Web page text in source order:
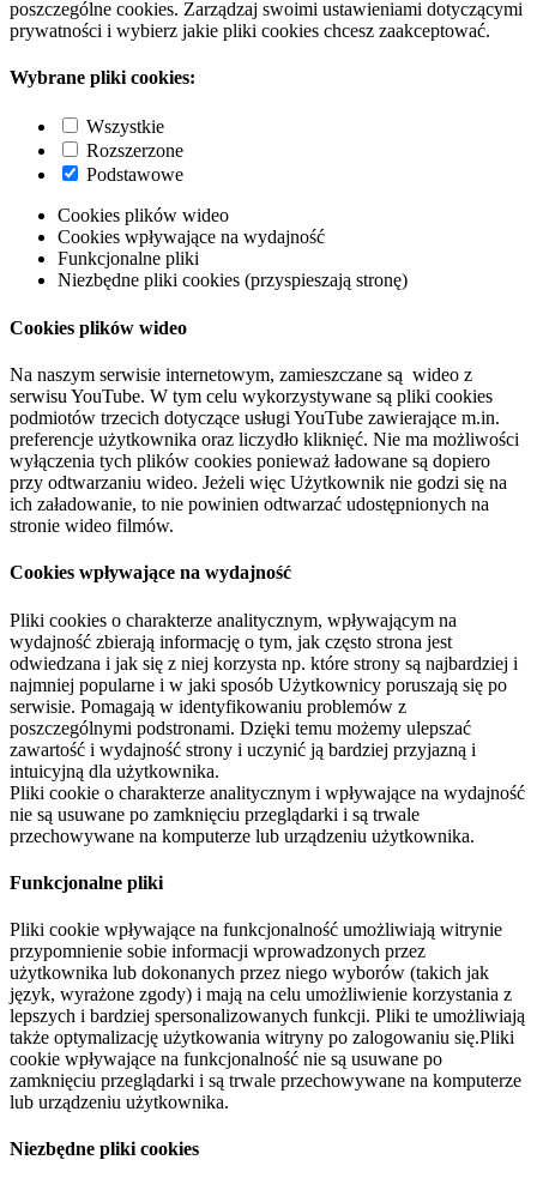
poszczególne cookies. Zarządzaj swoimi ustawieniami dotyczącymi
prywatności i wybierz jakie pliki cookies chcesz zaakceptować.
Wybrane pliki cookies:
Wszystkie
Rozszerzone
Podstawowe
Cookies plików wideo
Cookies wpływające na wydajność
Funkcjonalne pliki
Niezbędne pliki cookies (przyspieszają stronę)
Cookies plików wideo
Na naszym serwisie internetowym, zamieszczane są wideo z
serwisu YouTube. W tym celu wykorzystywane są pliki cookies
podmiotów trzecich dotyczące usługi YouTube zawierające m.in.
preferencje użytkownika oraz liczydło kliknięć. Nie ma możliwości
wyłączenia tych plików cookies ponieważ ładowane są dopiero
przy odtwarzaniu wideo. Jeżeli więc Użytkownik nie godzi się na
ich załadowanie, to nie powinien odtwarzać udostępnionych na
stronie wideo filmów.
Cookies wpływające na wydajność
Pliki cookies o charakterze analitycznym, wpływającym na
wydajność zbierają informację o tym, jak często strona jest
odwiedzana i jak się z niej korzysta np. które strony są najbardziej i
najmniej popularne i w jaki sposób Użytkownicy poruszają się po
serwisie. Pomagają w identyfikowaniu problemów z
poszczególnymi podstronami. Dzięki temu możemy ulepszać
zawartość i wydajność strony i uczynić ją bardziej przyjazną i
intuicyjną dla użytkownika.
Pliki cookie o charakterze analitycznym i wpływające na wydajność
nie są usuwane po zamknięciu przeglądarki i są trwale
przechowywane na komputerze lub urządzeniu użytkownika.
Funkcjonalne pliki
Pliki cookie wpływające na funkcjonalność umożliwiają witrynie
przypomnienie sobie informacji wprowadzonych przez
użytkownika lub dokonanych przez niego wyborów (takich jak
język, wyrażone zgody) i mają na celu umożliwienie korzystania z
lepszych i bardziej spersonalizowanych funkcji. Pliki te umożliwiają
także optymalizację użytkowania witryny po zalogowaniu się.Pliki
cookie wpływające na funkcjonalność nie są usuwane po
zamknięciu przeglądarki i są trwale przechowywane na komputerze
lub urządzeniu użytkownika.
Niezbędne pliki cookies